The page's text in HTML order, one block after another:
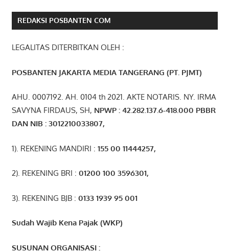
REDAKSI POSBANTEN COM
LEGALITAS DITERBITKAN OLEH :
POSBANTEN JAKARTA MEDIA TANGERANG (PT. PJMT)
AHU. 0007192. AH. 0104 th 2021. AKTE NOTARIS. NY. IRMA
SAVYNA FIRDAUS, SH, NPWP : 42.282.137.6-418.000 PBBR
DAN NIB :3012210033807,
1). REKENING MANDIRI : 155 00 11444257,
2). REKENING BRI : 01200 100 3596301,
3). REKENING BJB : 0133 1939 95 001
Sudah Wajib Kena Pajak (WKP)
SUSUNAN ORGANISASI :